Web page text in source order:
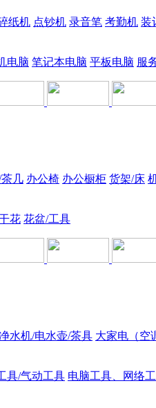
纸机 点钞机 录音笔 考勤机 装
电脑 笔记本电脑 平板电脑 服
几 办公椅 办公橱柜 货架/床
花 花盆/工具
水机/电水壶/茶具 大家电（空
具/气动工具 电脑工具、网络